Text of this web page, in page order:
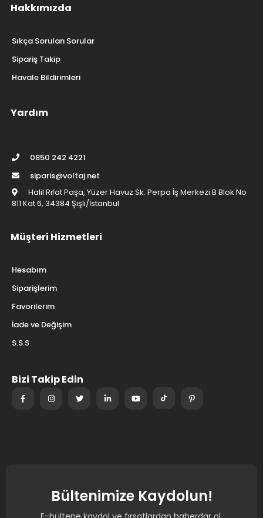
Hakkımızda
Sıkça Sorulan Sorular
Sipariş Takip
Havale Bildirimleri
Yardım
0850 242 4221
siparis@voltaj.net
Halil Rıfat Paşa, Yüzer Havuz Sk. Perpa İş Merkezi B Blok No
811 Kat 6, 34384 Şişli/İstanbul
Müşteri Hizmetleri
Hesabım
Siparişlerim
Favorilerim
İade ve Değişim
S.S.S
Bizi Takip Edin
Bültenimize Kaydolun!